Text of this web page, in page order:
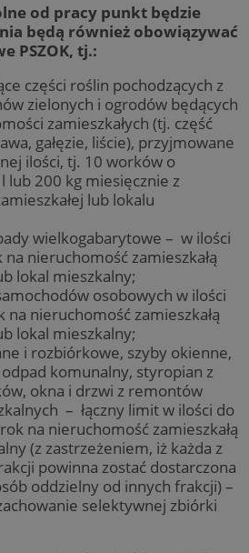
od pracy punkt będzie
będą również obowiązywać
PSZOK, tj.:
części roślin pochodzących z
zielonych i ogrodów będących
zamieszkałych (tj. część
gałęzie, liście), przyjmowane
ilości, tj. 10 worków o
lub 200 kg miesięcznie z
lub lokalu
wielkogabarytowe – w ilości
nieruchomość zamieszkałą
lokal mieszkalny;
osobowych w ilości
na nieruchomość zamieszkałą
lokal mieszkalny;
i rozbiórkowe, szyby okienne,
komunalny, styropian z
okna i drzwi z remontów
– łączny limit w ilości do
na nieruchomość zamieszkałą
(z zastrzeżeniem, iż każda z
powinna zostać dostarczona
oddzielny od innych frakcji) –
selektywnej zbiórki